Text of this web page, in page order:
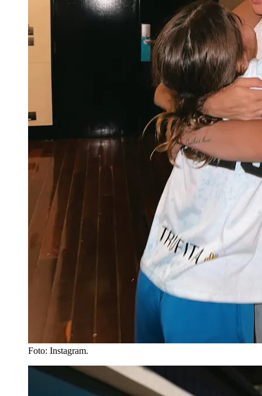
Foto: Instagram.